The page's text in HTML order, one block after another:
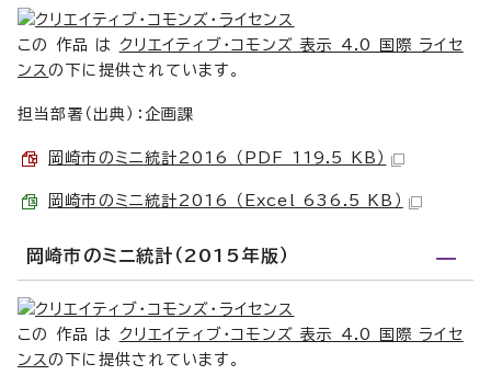
この 作品 は クリエイティブ・コモンズ 表示 4.0 国際 ライセ
ンスの下に提供されています。
担当部署（出典）：企画課
岡崎市のミニ統計2016 （PDF 119.5 KB）
岡崎市のミニ統計2016 （Excel 636.5 KB）
岡崎市のミニ統計（2015年版）
この 作品 は クリエイティブ・コモンズ 表示 4.0 国際 ライセ
ンスの下に提供されています。